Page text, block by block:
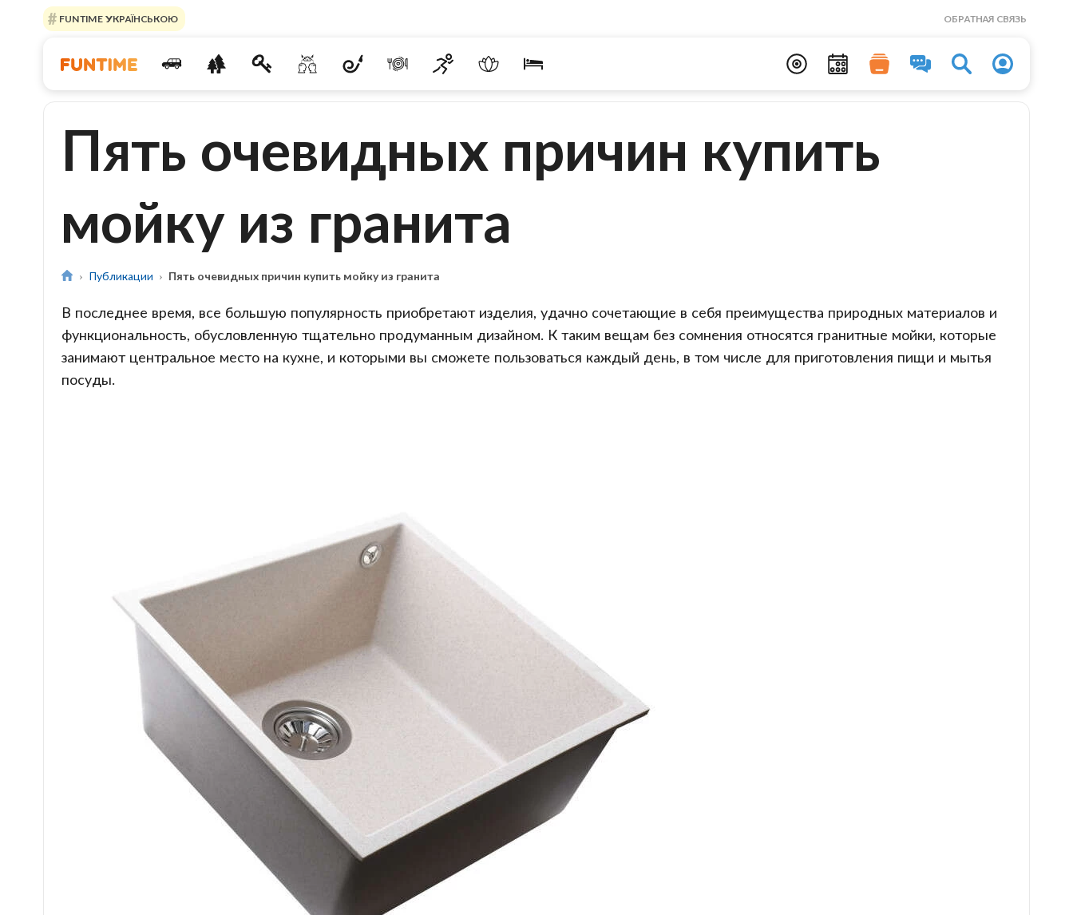
FUNTIME УКРАЇНСЬКОЮ ОБРАТНАЯ СВЯЗЬ
Пять очевидных причин купить
мойку из гранита
Публикации Пять очевидных причин купить мойку из гранита
В последнее время, все большую популярность приобретают изделия, удачно сочетающие в себя преимущества природных материалов и
функциональность, обусловленную тщательно продуманным дизайном. К таким вещам без сомнения относятся гранитные мойки, которые
занимают центральное место на кухне, и которыми вы сможете пользоваться каждый день, в том числе для приготовления пищи и мытья
посуды.